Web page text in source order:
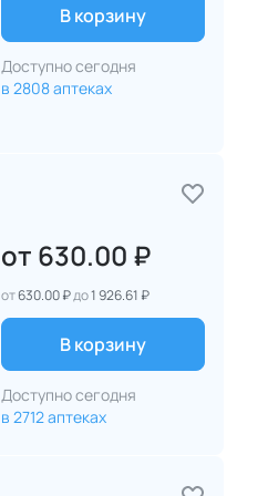
В корзину
Доступно сегодня
в 2808 аптеках
от 630.00 ₽
от630.00 ₽до1 926.61 ₽
В корзину
Доступно сегодня
в 2712 аптеках